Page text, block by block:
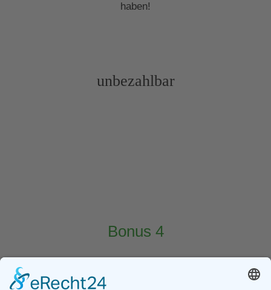
haben!
unbezahlbar
Bonus 4